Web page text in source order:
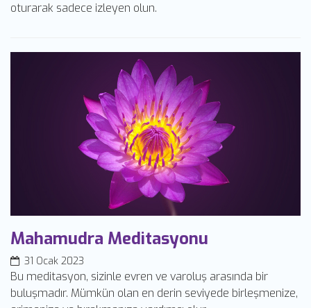
oturarak sadece izleyen olun.
Mahamudra Meditasyonu
31 Ocak 2023
Bu meditasyon, sizinle evren ve varoluş arasında bir
buluşmadır. Mümkün olan en derin seviyede birleşmenize,